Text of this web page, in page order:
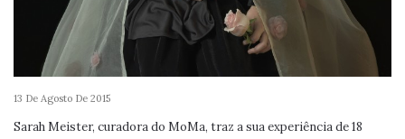
13 De Agosto De 2015
Sarah Meister, curadora do MoMa, traz a sua experiência de 18